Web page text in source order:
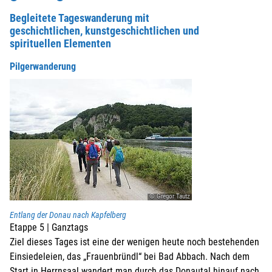
Begleitete Tageswanderung mit
geschichtlichen, kunstgeschichtlichen und
spirituellen Elementen
Pilgerwanderung
© Gregor Tautz
Entlang der Donau nach Kapfelberg
Etappe 5 | Ganztags
Ziel dieses Tages ist eine der wenigen heute noch bestehenden
Einsiedeleien, das „Frauenbründl“ bei Bad Abbach. Nach dem